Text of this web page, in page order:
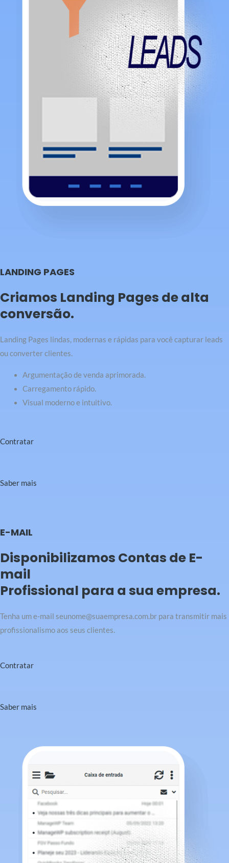
LANDING PAGES
Criamos Landing Pages de alta
conversão.
Landing Pages lindas, modernas e rápidas para você capturar leads
ou converter clientes.
Argumentação de venda aprimorada.
Carregamento rápido.
Visual moderno e intuitivo.
Contratar
Saber mais
E-MAIL
Disponibilizamos Contas de E-
mail
Profissional para a sua empresa.
Tenha um e-mail seunome@suaempresa.com.br para transmitir mais
profissionalismo aos seus clientes.
Contratar
Saber mais